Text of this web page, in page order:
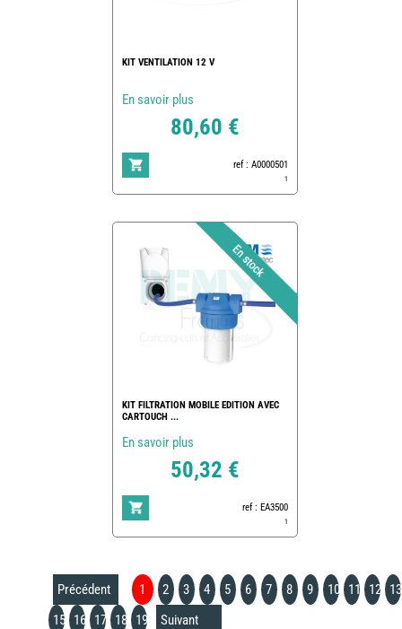
KIT VENTILATION 12 V
En savoir plus
80,60 €
ref : A0000501
1
KIT FILTRATION MOBILE EDITION AVEC
CARTOUCH ...
En savoir plus
50,32 €
ref : EA3500
1
Précédent 1 2 3 4 5 6 7 8 9 10 11 12
13
15
16 17 18 19 Suivant